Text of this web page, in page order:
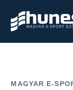
MAGYAR E-